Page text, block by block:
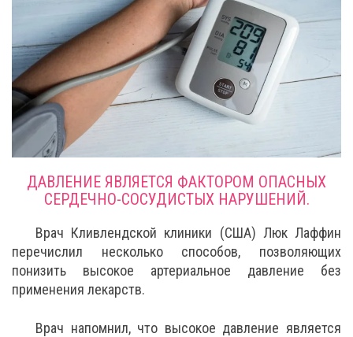
ДАВЛЕНИЕ ЯВЛЯЕТСЯ ФАКТОРОМ ОПАСНЫХ
СЕРДЕЧНО-СОСУДИСТЫХ НАРУШЕНИЙ.
Врач Кливлендской клиники (США) Люк Лаффин
перечислил несколько способов, позволяющих
понизить высокое артериальное давление без
применения лекарств.
Врач напомнил, что высокое давление является